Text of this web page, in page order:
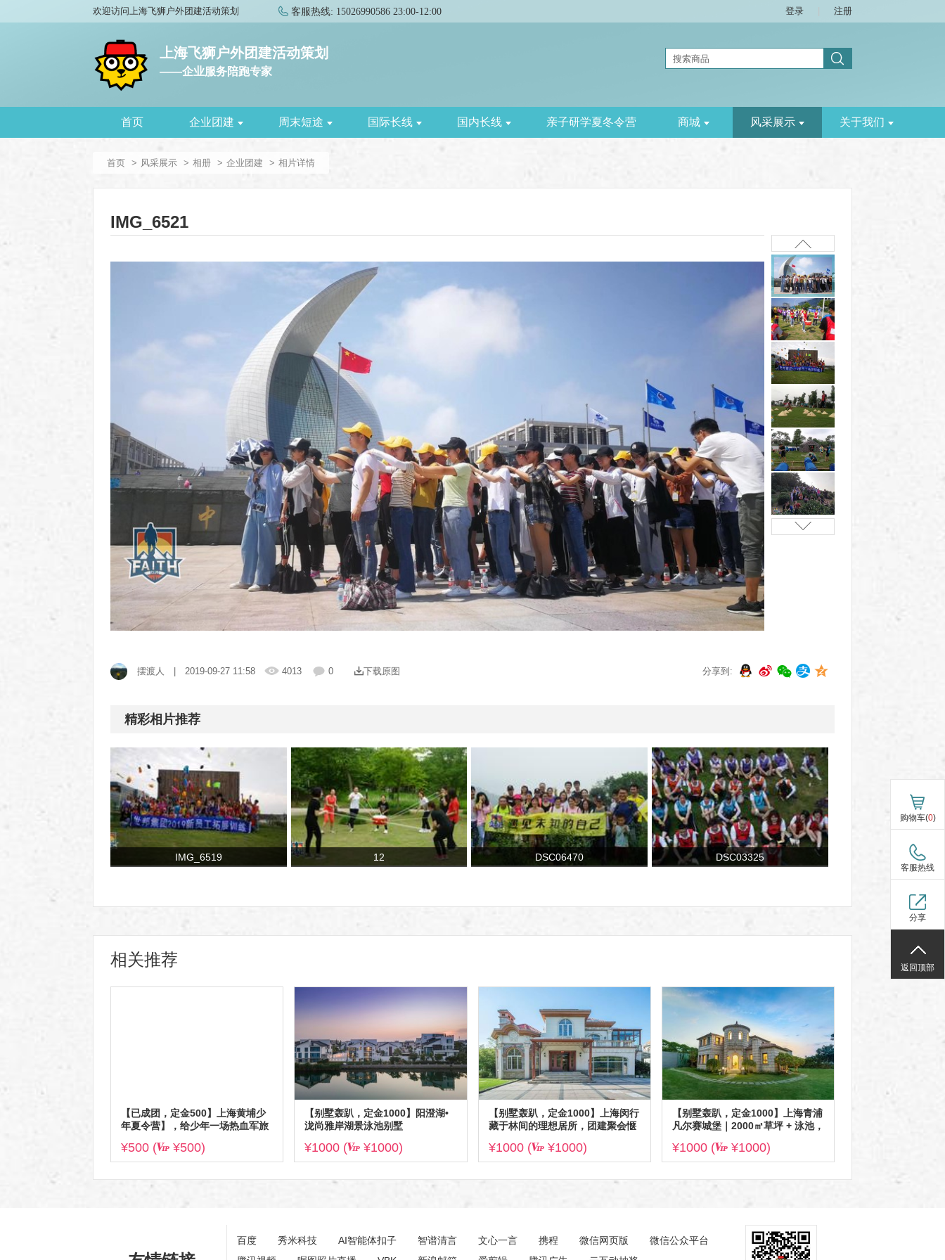
欢迎访问上海飞狮户外团建活动策划 客服热线: 15026990586 23:00-12:00 登录 注册
上海飞狮户外团建活动策划
——企业服务陪跑专家
首页 企业团建 周末短途 国际长线 国内长线 亲子研学夏冬令营 商城 风采展示 关于我们
首页 风采展示 相册 企业团建 相片详情
IMG_6521
摆渡人 | 2019-09-27 11:58 4013 0 下载原图 分享到:
精彩相片推荐
IMG_6519 12 DSC06470 DSC03325
相关推荐
【已成团，定金500】上海黄埔少
年夏令营】，给少年一场热血军旅
¥500 ( ¥500)
【别墅轰趴，定金1000】阳澄湖•
泷尚雅岸湖景泳池别墅
¥1000 ( ¥1000)
【别墅轰趴，定金1000】上海闵行
藏于林间的理想居所，团建聚会惬
¥1000 ( ¥1000)
【别墅轰趴，定金1000】上海青浦
凡尔赛城堡｜2000㎡草坪 + 泳池，
¥1000 ( ¥1000)
百度 秀米科技 AI智能体扣子 智谱清言 文心一言 携程 微信网页版
微信公众平台
购物车(0)
客服热线
分享
返回顶部